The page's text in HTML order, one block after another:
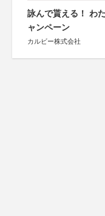
詠んで貰える！ わ
ャンペーン
カルビー株式会社